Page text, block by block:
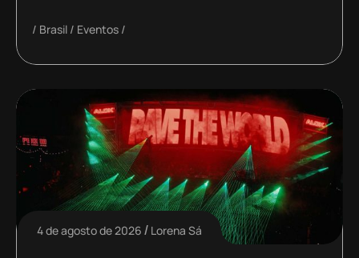
Brasil Eventos
4 de agosto de 2026 Lorena Sá